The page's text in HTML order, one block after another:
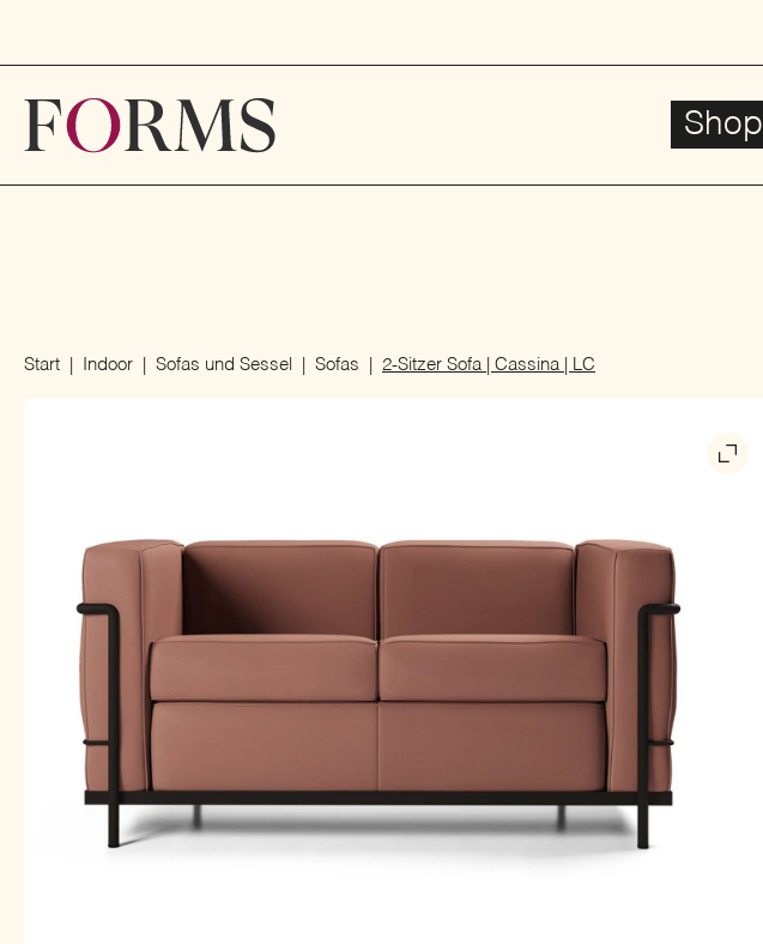
Shop
Start Indoor Sofas und Sessel Sofas 2-Sitzer Sofa | Cassina | LC